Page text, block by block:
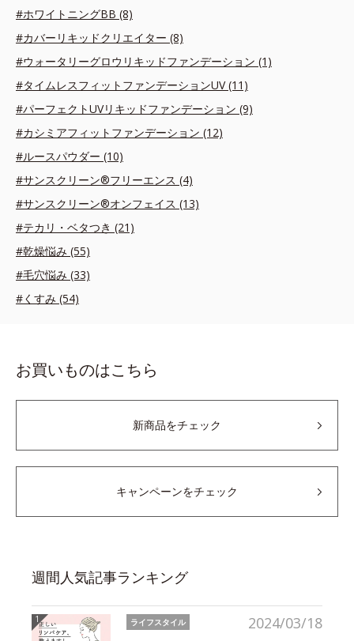
#ホワイトニングBB (8)
#カバーリキッドクリエイター (8)
#ウォータリーグロウリキッドファンデーション (1)
#タイムレスフィットファンデーションUV (11)
#パーフェクトUVリキッドファンデーション (9)
#カシミアフィットファンデーション (12)
#ルースパウダー (10)
#サンスクリーン®フリーエンス (4)
#サンスクリーン®オンフェイス (13)
#テカリ・ベタつき (21)
#乾燥悩み (55)
#毛穴悩み (33)
#くすみ (54)
お買いものはこちら
新商品をチェック
キャンペーンをチェック
週間人気記事ランキング
2024/03/18
ライフスタイル